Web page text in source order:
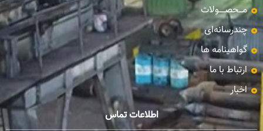
مـــحصـــــولات
چندرسانه‌ای
گواهینامه ها
ارتباط با ما
اخبار
اطلاعات تماس